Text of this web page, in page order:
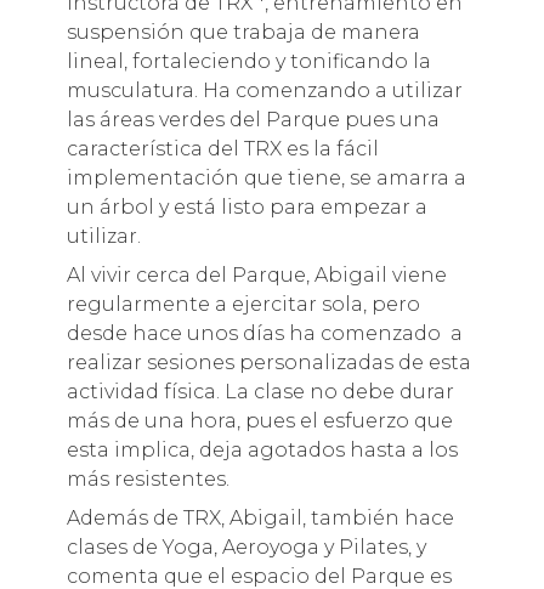
suspensión que trabaja de manera
lineal, fortaleciendo y tonificando la
musculatura. Ha comenzando a utilizar
las áreas verdes del Parque pues una
característica del TRX es la fácil
implementación que tiene, se amarra a
un árbol y está listo para empezar a
utilizar.
Al vivir cerca del Parque, Abigail viene
regularmente a ejercitar sola, pero
desde hace unos días ha comenzado a
realizar sesiones personalizadas de esta
actividad física. La clase no debe durar
más de una hora, pues el esfuerzo que
esta implica, deja agotados hasta a los
más resistentes.
Además de TRX, Abigail, también hace
clases de Yoga, Aeroyoga y Pilates, y
comenta que el espacio del Parque es